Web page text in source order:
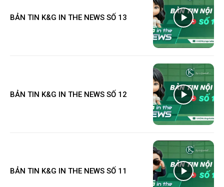
BẢN TIN K&G IN THE NEWS SỐ 13
BẢN TIN K&G IN THE NEWS SỐ 12
BẢN TIN K&G IN THE NEWS SỐ 11